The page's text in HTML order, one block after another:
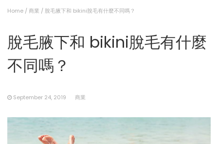
Home /商業 / 脫毛腋下和 bikini脫毛有什麼不同嗎？
脫毛腋下和 bikini脫毛有什麼
不同嗎？
September 24, 2019 商業